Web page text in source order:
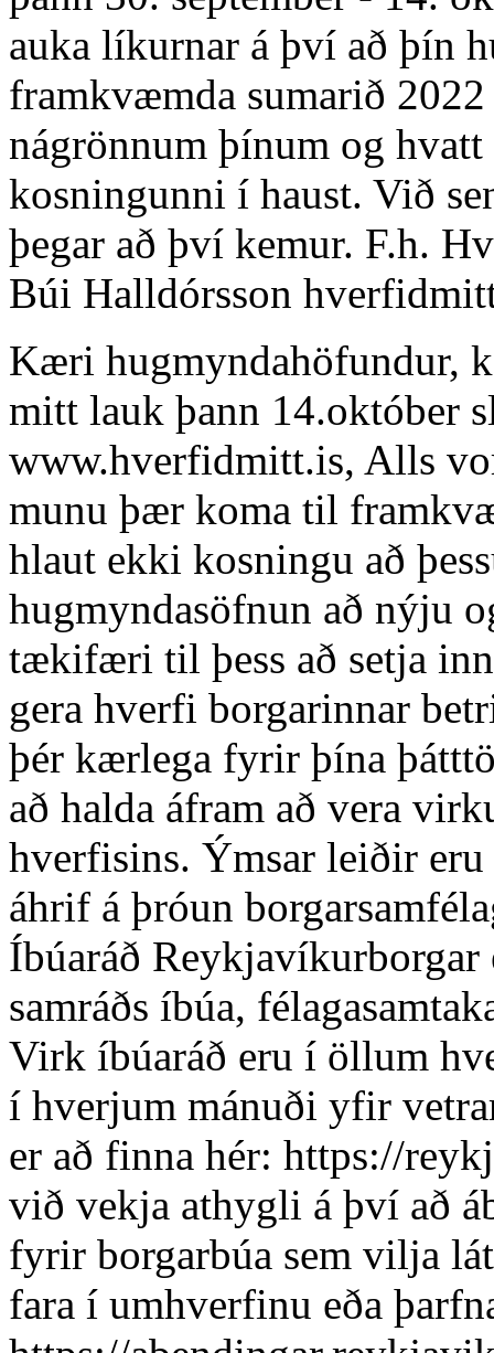
auka líkurnar á því að þín
framkvæmda sumarið
nágrönnum þínum og
kosningunni í haust. Við
þegar að því kemur. F.h.
Búi Halldórsson
Kæri hugmyndahöfundur,
mitt lauk þann 14.október
www.hverfidmitt.is, Alls
munu þær koma til
hlaut ekki kosningu að
hugmyndasöfnun að nýju
tækifæri til þess að setja
gera hverfi borgarinnar
þér kærlega fyrir þína
að halda áfram að vera
hverfisins. Ýmsar leiðir
áhrif á þróun
Íbúaráð
samráðs íbúa,
Virk íbúaráð eru í öllum
í hverjum mánuði yfir
er að finna hér: https://
við vekja athygli á því að
fyrir borgarbúa sem vilja
fara í umhverfinu eða